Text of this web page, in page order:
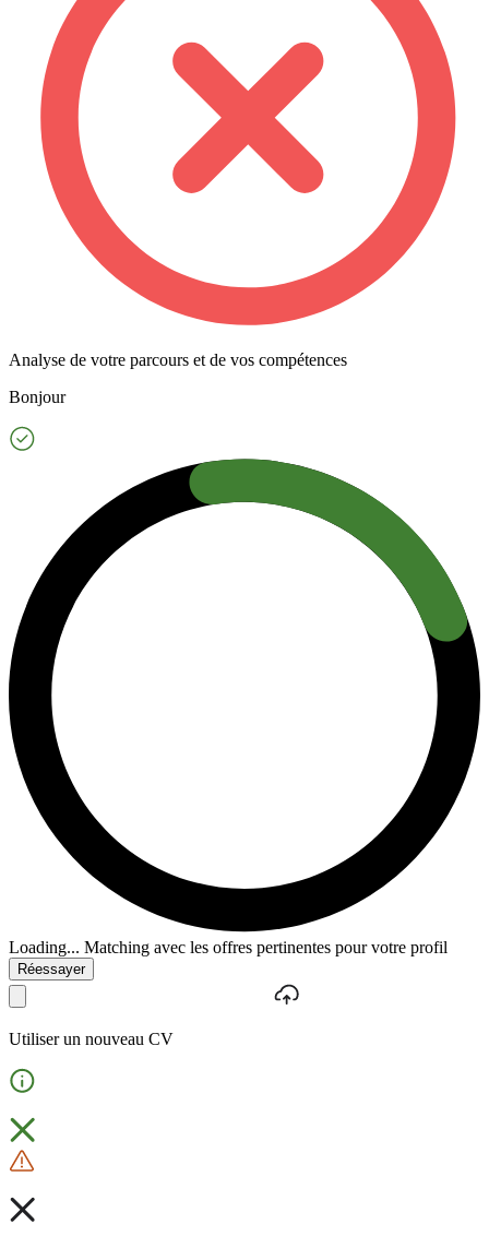
Analyse de votre parcours et de vos compétences
Bonjour
Loading... Matching avec les offres pertinentes pour votre profil
Réessayer
Utiliser un nouveau CV